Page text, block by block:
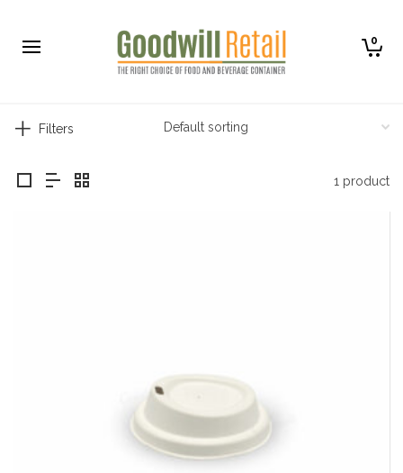
0
Filters
1 product